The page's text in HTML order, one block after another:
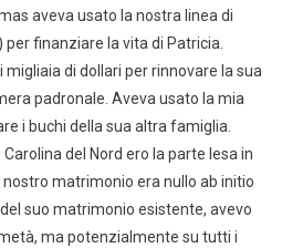
aveva usato la nostra linea di
finanziare la vita di Patricia.
di dollari per rinnovare la sua
padronale. Aveva usato la mia
i buchi della sua altra famiglia.
del Nord ero la parte lesa in
matrimonio era nullo ab initio
suo matrimonio esistente, avevo
ma potenzialmente su tutti i